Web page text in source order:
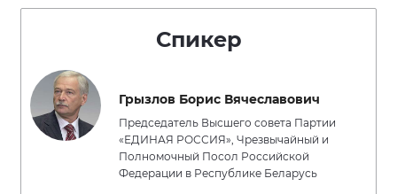
Спикер
Грызлов Борис Вячеславович
Председатель Высшего совета Партии
«ЕДИНАЯ РОССИЯ», Чрезвычайный и
Полномочный Посол Российской
Федерации в Республике Беларусь